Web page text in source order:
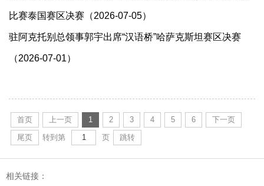
比赛泰国赛区决赛（2026-07-05）
驻阿克托别总领事郭宇出席“汉语桥”哈萨克斯坦赛区决赛
（2026-07-01）
首页 上一页 1 2 3 4 5 6
下一页
尾页
转到第 页 跳转
相关链接：